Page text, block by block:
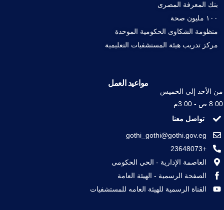
بنك المعرفة المصرى
١٠٠ مليون صحة
منظومة الشكاوى الحكومية الموحدة
مركز تدريب هيئة المستشفيات التعليمية
مواعيد العمل
من الأحد إلي الخميس
8:00 ص - 3:00م
تواصل معنا
gothi_gothi@gothi.gov.eg
+23648073
العاصمة الإدارية - الحي الحكومى
الصفحة الرسمية - الهيئة العامة
القناة الرسمية للهيئة العامه للمستشفيات